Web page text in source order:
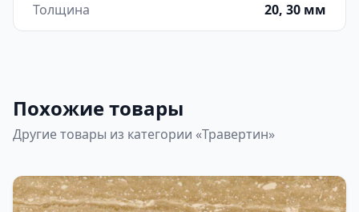
Толщина 20, 30 мм
Похожие товары
Другие товары из категории «Травертин»